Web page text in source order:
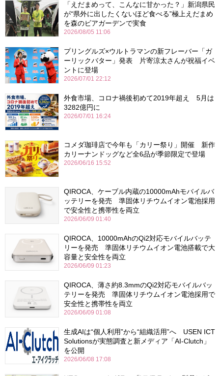
「えだまめって、こんなに甘かった？」新潟県民
が“県外に出したくないほど食べる”極上えだまめ
を森のビアガーデンで実食
2026/08/05 11:06
プリングルズ×ウルトラマンの新フレーバー「ガ
ーリックバター」発表 片寄涼太さんが祝福イベ
ントに登場
2026/07/01 22:12
外食市場、コロナ禍後初めて2019年超え 5月は
3282億円に
2026/07/01 16:24
コメダ珈琲店で今年も「カリー祭り」開催 新作
カリーナンドッグなど全6品が季節限定で登場
2026/06/16 15:52
QIROCA、ケーブル内蔵の10000mAhモバイルバ
ッテリーを発売 準固体リチウムイオン電池採用
で安全性と携帯性を両立
2026/06/09 01:40
QIROCA、10000mAhのQi2対応モバイルバッテ
リーを発売 準固体リチウムイオン電池搭載で大
容量と安全性を両立
2026/06/09 01:23
QIROCA、薄さ約8.3mmのQi2対応モバイルバッ
テリーを発売 準固体リチウムイオン電池採用で
安全性と携帯性を両立
2026/06/09 01:08
生成AIは“個人利用”から“組織活用”へ USEN ICT
Solutionsが実態調査と新メディア「AI-Clutch」
を公開
2026/06/08 17:08